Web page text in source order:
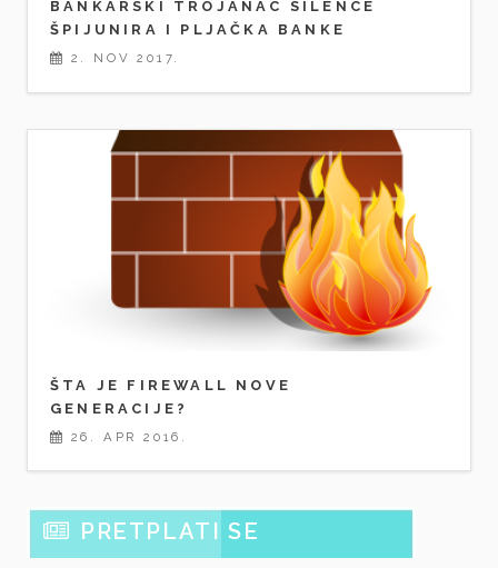
BANKARSKI TROJANAC SILENCE
ŠPIJUNIRA I PLJAČKA BANKE
2. NOV 2017.
ŠTA JE FIREWALL NOVE
GENERACIJE?
26. APR 2016.
PRETPLATI SE